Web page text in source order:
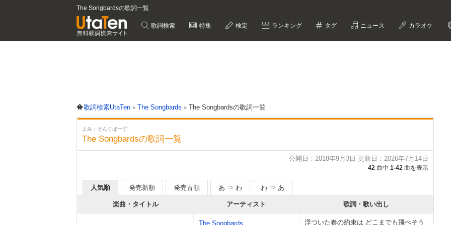
The Songbardsの歌詞一覧
歌詞検索 特集 検定 ランキング タグ ニュース カラオケ
歌詞検索UtaTen The Songbards The Songbardsの歌詞一覧
よみ：そんぐばーず
The Songbardsの歌詞一覧
公開日：2018年9月3日 更新日：2026年7月14日
42 曲中 1-42 曲を表示
人気順 発売新順 発売古順 あ ⇒ わ わ ⇒ あ
楽曲・タイトル アーティスト 歌詞・歌い出し
The Songbards
浮ついた春の約束は どこまでも飛べそう